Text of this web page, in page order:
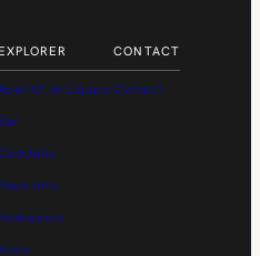
et Liqueur
Bar
Flash Info
Restaurant
Bière
CONTACT
Contact